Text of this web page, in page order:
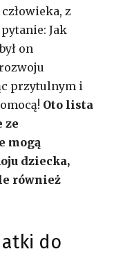
z
Jak
on
przytulnym i
Oto lista
ze
mogą
dziecka,
również
do